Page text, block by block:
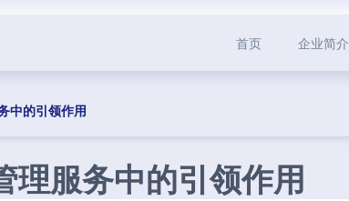
首页 企业简介
中的引领作用
理服务中的引领作用